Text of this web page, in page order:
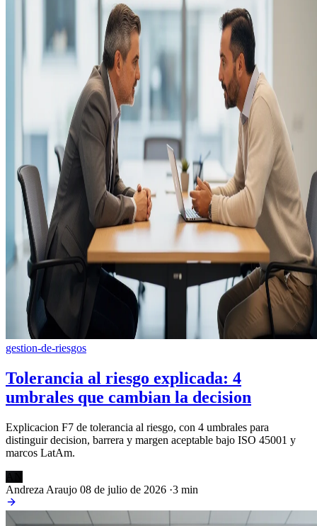
gestion-de-riesgos
Tolerancia al riesgo explicada: 4
umbrales que cambian la decision
Explicacion F7 de tolerancia al riesgo, con 4 umbrales para
distinguir decision, barrera y margen aceptable bajo ISO 45001 y
marcos LatAm.
Andreza Araujo 08 de julio de 2026 ·3 min